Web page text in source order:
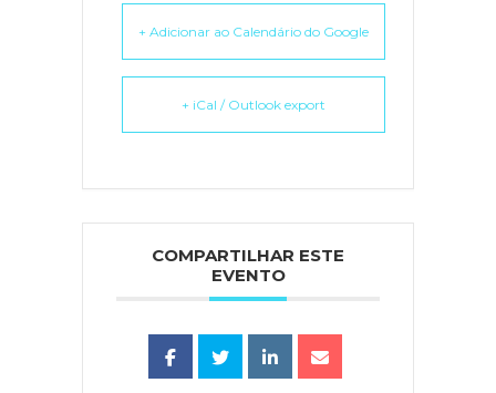
+ Adicionar ao Calendário do Google
+ iCal / Outlook export
COMPARTILHAR ESTE
EVENTO